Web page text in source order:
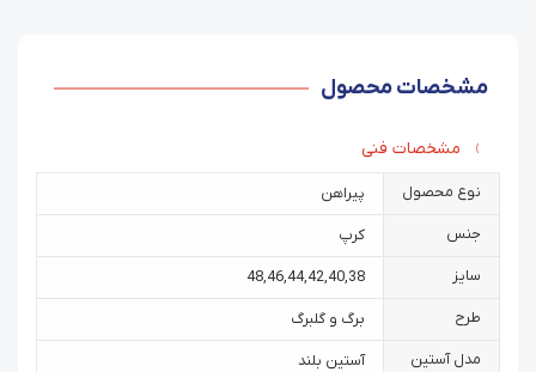
مشخصات محصول
مشخصات فنی
نوع محصول پیراهن
جنس کرپ
سایز 38
,
40
,
42
,
44
,
46
,
48
طرح برگ و گلبرگ
مدل آستین آستین بلند